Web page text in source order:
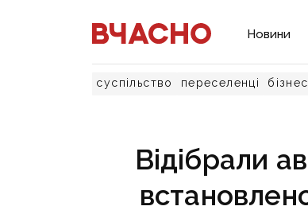
Новини
суспільство переселенці бізнес
Відібрали